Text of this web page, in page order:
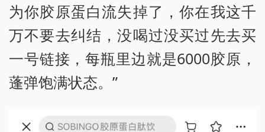
为你胶原蛋白流失掉了，你在我这千
万不要去纠结，没喝过没买过先去买
一号链接，每瓶里边就是6000胶原，
蓬弹饱满状态。”